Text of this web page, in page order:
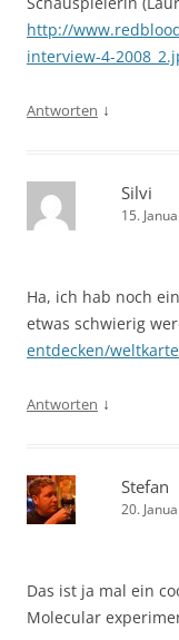
http://
interview-4-
Antworten ↓
Silvi
15.
Ha, ich hab noch
etwas schwierig
entdecken/
Antworten ↓
Stefan
20.
Das ist ja mal ein
Molecular